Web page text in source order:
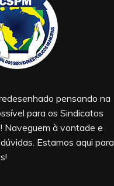
pensando na
para os Sindicatos
Naveguem à vontade e
Estamos aqui para